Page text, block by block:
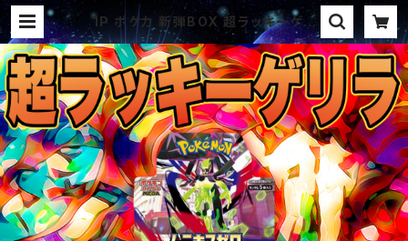
1P ポケカ 新弾BOX 超ラッキーゲリ
ラ オリパ | オリパ ブラザーズ オリ
パ専門店 (ポケカ、ワンピース、遊戯
王、ヴァイス、ドラゴンボール)